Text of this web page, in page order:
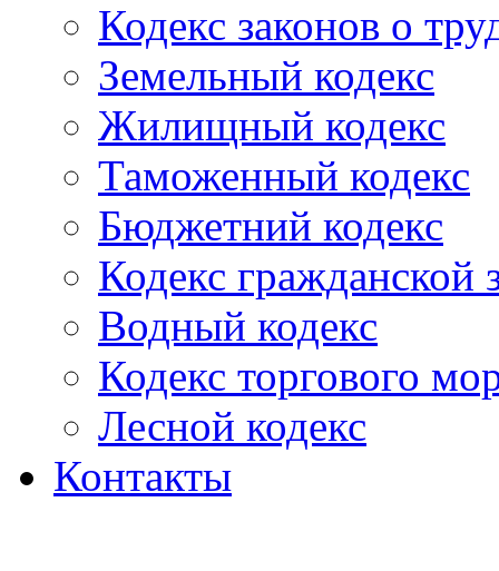
Кодекс законов о
Земельный кодекс
Жилищный кодекс
Таможенный кодекс
Бюджетний кодекс
Кодекс гражданской
Водный кодекс
Кодекс торгового
Лесной кодекс
Контакты